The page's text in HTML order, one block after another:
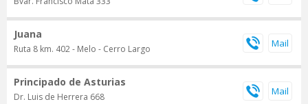
Juana
Ruta 8 km. 402 - Melo - Cerro Largo
Principado de Asturias
Dr. Luis de Herrera 668